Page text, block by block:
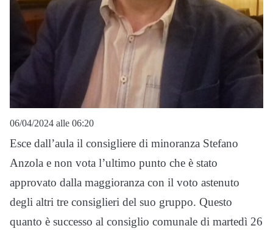
06/04/2024 alle 06:20
Esce dall’aula il consigliere di minoranza Stefano
Anzola e non vota l’ultimo punto che è stato
approvato dalla maggioranza con il voto astenuto
degli altri tre consiglieri del suo gruppo. Questo
quanto è successo al consiglio comunale di martedì 26